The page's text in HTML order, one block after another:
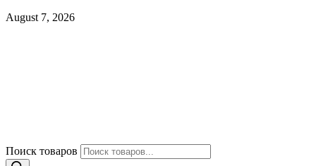
August 7, 2026
Поиск товаров